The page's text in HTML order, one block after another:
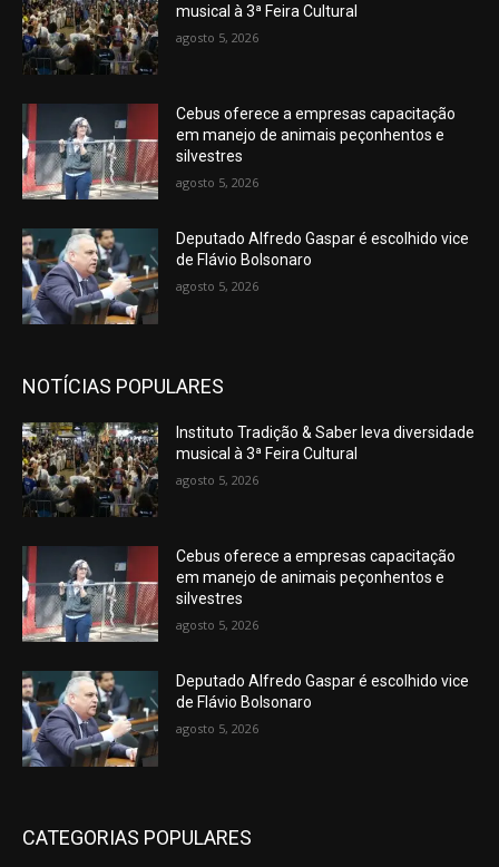
musical à 3ª Feira Cultural
agosto 5, 2026
Cebus oferece a empresas capacitação
em manejo de animais peçonhentos e
silvestres
agosto 5, 2026
Deputado Alfredo Gaspar é escolhido vice
de Flávio Bolsonaro
agosto 5, 2026
NOTÍCIAS POPULARES
Instituto Tradição & Saber leva diversidade
musical à 3ª Feira Cultural
agosto 5, 2026
Cebus oferece a empresas capacitação
em manejo de animais peçonhentos e
silvestres
agosto 5, 2026
Deputado Alfredo Gaspar é escolhido vice
de Flávio Bolsonaro
agosto 5, 2026
CATEGORIAS POPULARES